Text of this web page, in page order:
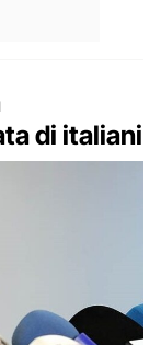
di italiani